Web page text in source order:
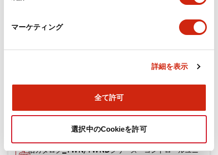
マーケティング
詳細を表示
全て許可
選択中のCookieを許可
カタログ CAD 規格・認証 技術文書
旧カタログ_TWN/TWNDシリーズ コントロールユニ